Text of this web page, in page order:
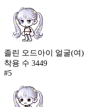
졸린 오드아이 얼굴(여)
착용 수 3449
#5